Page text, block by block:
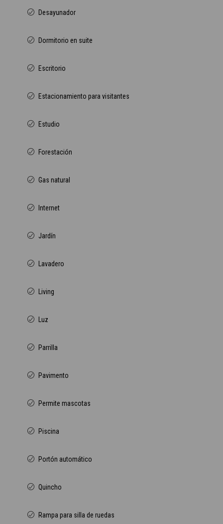
Desayunador
Dormitorio en suite
Escritorio
Estacionamiento para visitantes
Estudio
Forestación
Gas natural
Internet
Jardín
Lavadero
Living
Luz
Parrilla
Pavimento
Permite mascotas
Piscina
Portón automático
Quincho
Rampa para silla de ruedas